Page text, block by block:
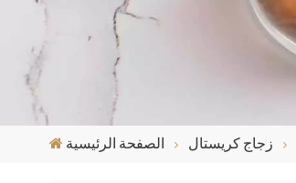
الصفحة الرئيسية زجاج كريستال